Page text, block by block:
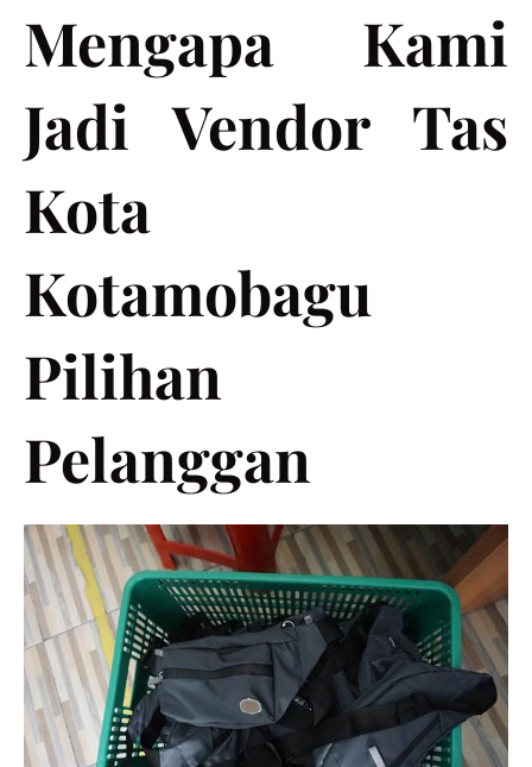
Mengapa Kami
Jadi Vendor Tas
Kota
Kotamobagu
Pilihan
Pelanggan